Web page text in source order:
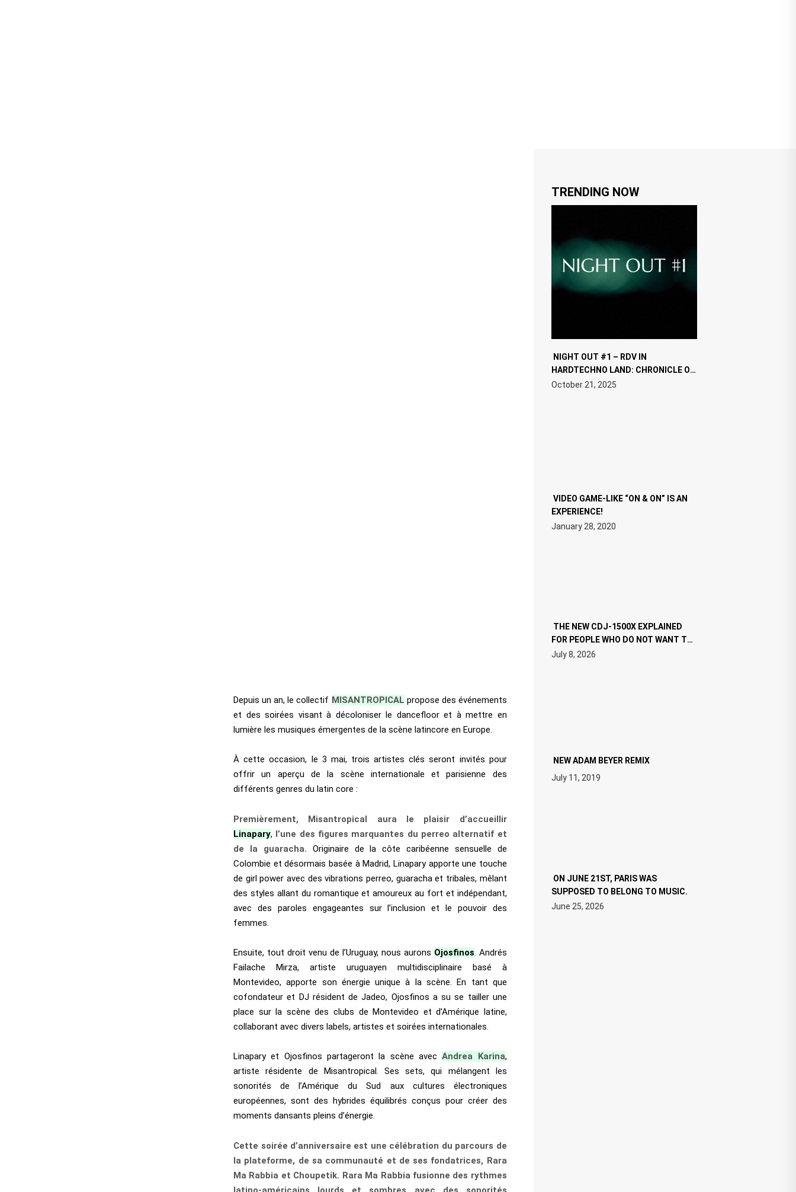
Depuis un an, le collectif MISANTROPICAL propose des événements
et des soirées visant à décoloniser le dancefloor et à mettre en
lumière les musiques émergentes de la scène latincore en Europe.
À cette occasion, le 3 mai, trois artistes clés seront invités pour
offrir un aperçu de la scène internationale et parisienne des
différents genres du latin core :
Premièrement, Misantropical aura le plaisir d’accueillir
Linapary, l’une des figures marquantes du perreo alternatif et
de la guaracha. Originaire de la côte caribéenne sensuelle de
Colombie et désormais basée à Madrid, Linapary apporte une touche
de girl power avec des vibrations perreo, guaracha et tribales, mêlant
des styles allant du romantique et amoureux au fort et indépendant,
avec des paroles engageantes sur l’inclusion et le pouvoir des
femmes.
Ensuite, tout droit venu de l’Uruguay, nous aurons Ojosfinos. Andrés
Failache Mirza, artiste uruguayen multidisciplinaire basé à
Montevideo, apporte son énergie unique à la scène. En tant que
cofondateur et DJ résident de Jadeo, Ojosfinos a su se tailler une
place sur la scène des clubs de Montevideo et d’Amérique latine,
collaborant avec divers labels, artistes et soirées internationales.
Linapary et Ojosfinos partageront la scène avecAndrea Karina,
artiste résidente de Misantropical. Ses sets, qui mélangent les
sonorités de l’Amérique du Sud aux cultures électroniques
européennes, sont des hybrides équilibrés conçus pour créer des
moments dansants pleins d’énergie.
Cette soirée d’anniversaire est une célébration du parcours de
la plateforme, de sa communauté et de ses fondatrices, Rara
Ma Rabbia et Choupetik. Rara Ma Rabbia fusionne des rythmes
TRENDING NOW
NIGHT OUT #1 – RDV IN
HARDTECHNO LAND: CHRONICLE OF
THE “NEW EDM”
October 21, 2025
VIDEO GAME-LIKE “ON & ON” IS AN
EXPERIENCE!
January 28, 2020
THE NEW CDJ-1500X EXPLAINED
FOR PEOPLE WHO DO NOT WANT TO
READ 46 PAGES OF TECH
SPECIFICATIONS
July 8, 2026
NEW ADAM BEYER REMIX
July 11, 2019
ON JUNE 21ST, PARIS WAS
SUPPOSED TO BELONG TO MUSIC.
June 25, 2026